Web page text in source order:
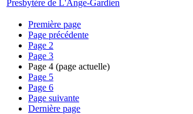
Presbytère de L'Ange-Gardien
Première page
Page précédente
Page 2
Page 3
Page 4 (page actuelle)
Page 5
Page 6
Page suivante
Dernière page